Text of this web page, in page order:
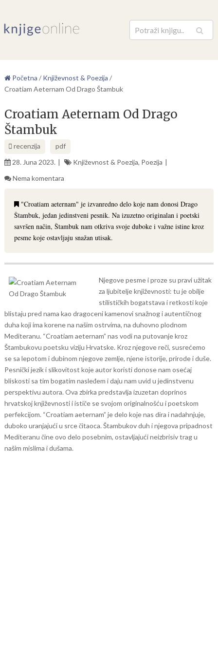
Pretraga
Početna / Književnost & Poezija /
Croatiam Aeternam Od Drago Štambuk
Croatiam Aeternam Od Drago
Štambuk
recenzija
pdf
28. Juna 2023.
Književnost & Poezija, Poezija
Nema komentara
"Croatiam aeternam" je izvanredno delo koje nam donosi Drago
Štambuk, jedan jedinstveni pesnik. Na izuzetno originalan i poetski
savršen način, Štambuk nam otkriva svoje duboke i važne istine kroz
pesme koje ostavljaju snažan utisak.
Njegove pesme i proze su pravi užitak
za ljubitelje književnosti: tu je obilje
stilističkih bogatstava i retkosti koje
blistaju pred nama kao dragoceni kamenovi snažnog i autentičnog
duha koji ima korene na našim ostrvima, na duhovno plodnom
Mediteranu. “Croatiam aeternam” nas vodi na putovanje kroz
Štambukovu poetsku viziju Hrvatske. Kroz njegove reči, susrećemo
se sa lepotom i dubinom njegove zemlje, njene istorije, prirode i duše.
Pesnički jezik i slikovitost koje autor koristi donose nam osećaj
bliskosti sa tim bogatim nasleđem i daju nam uvid u jedinstvenu
perspektivu autora. Ova zbirka predstavlja izuzetan doprinos
hrvatskoj književnosti i ističe se svojom originalnošću i poetskom
perfekcijom. “Croatiam aeternam” je delo koje nas dira i nadahnjuje,
duboko uranjajući u srce čitaoca. Štambukov duh i njegova pripadnost
Mediteranu čine ovo delo posebnim, ostavljajući neizbrisiv trag u
našim mislima i dušama.